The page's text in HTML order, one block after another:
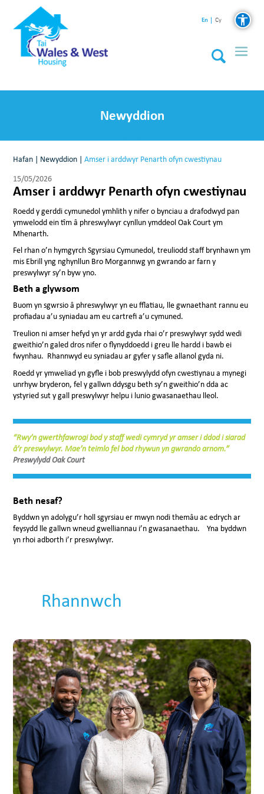
En Cy
Newyddion
Hafan | Newyddion |Amser i arddwyr Penarth ofyn cwestiynau
15/05/2026
Amser i arddwyr Penarth ofyn cwestiynau
Roedd y gerddi cymunedol ymhlith y nifer o bynciau a drafodwyd pan
ymwelodd ein tîm â phreswylwyr cynllun ymddeol Oak Court ym
Mhenarth.
Fel rhan o’n hymgyrch Sgyrsiau Cymunedol, treuliodd staff brynhawn ym
mis Ebrill yng nghynllun Bro Morgannwg yn gwrando ar farn y
preswylwyr sy’n byw yno.
Beth a glywsom
Buom yn sgwrsio â phreswylwyr yn eu fflatiau, lle gwnaethant rannu eu
profiadau a’u syniadau am eu cartrefi a’u cymuned.
Treulion ni amser hefyd yn yr ardd gyda rhai o’r preswylwyr sydd wedi
gweithio’n galed dros nifer o flynyddoedd i greu lle hardd i bawb ei
fwynhau. Rhannwyd eu syniadau ar gyfer y safle allanol gyda ni.
Roedd yr ymweliad yn gyfle i bob preswylydd ofyn cwestiynau a mynegi
unrhyw bryderon, fel y gallwn ddysgu beth sy’n gweithio’n dda ac
ystyried sut y gall preswylwyr helpu i lunio gwasanaethau lleol.
“Rwy’n gwerthfawrogi bod y staff wedi cymryd yr amser i ddod i siarad
â’r preswylwyr. Mae’n teimlo fel bod rhywun yn gwrando arnom.”
Preswylydd Oak Court
Beth nesaf?
Byddwn yn adolygu’r holl sgyrsiau er mwyn nodi themâu ac edrych ar
feysydd lle gallwn wneud gwelliannau i’n gwasanaethau. Yna byddwn
yn rhoi adborth i’r preswylwyr.
Rhannwch